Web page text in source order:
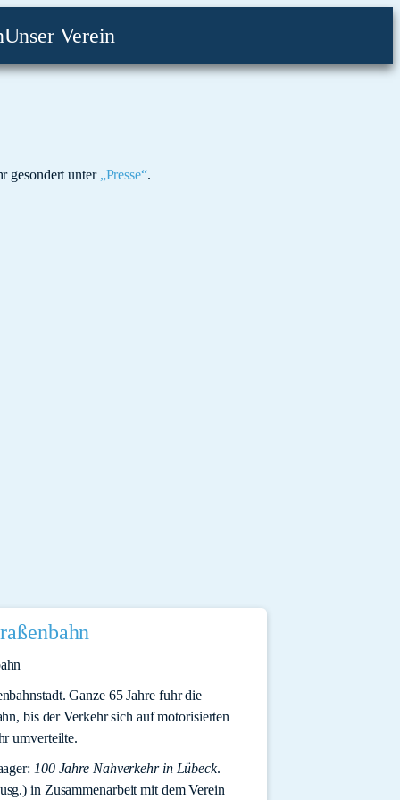
Unser Verein
gesondert unter „Presse“.
Ganze 65 Jahre fuhr die
bis der Verkehr sich auf motorisierten
umverteilte.
100 Jahre Nahverkehr in Lübeck.
in Zusammenarbeit mit dem Verein